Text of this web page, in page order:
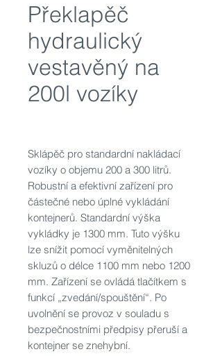
Překlapěč
hydraulický
vestavěný na
200l vozíky
Sklápěč pro standardní nakládací
vozíky o objemu 200 a 300 litrů.
Robustní a efektivní zařízení pro
částečné nebo úplné vykládání
kontejnerů. Standardní výška
vykládky je 1300 mm. Tuto výšku
lze snížit pomocí vyměnitelných
skluzů o délce 1100 mm nebo 1200
mm. Zařízení se ovládá tlačítkem s
funkcí „zvedání/spouštění“. Po
uvolnění se provoz v souladu s
bezpečnostními předpisy přeruší a
kontejner se znehybní.